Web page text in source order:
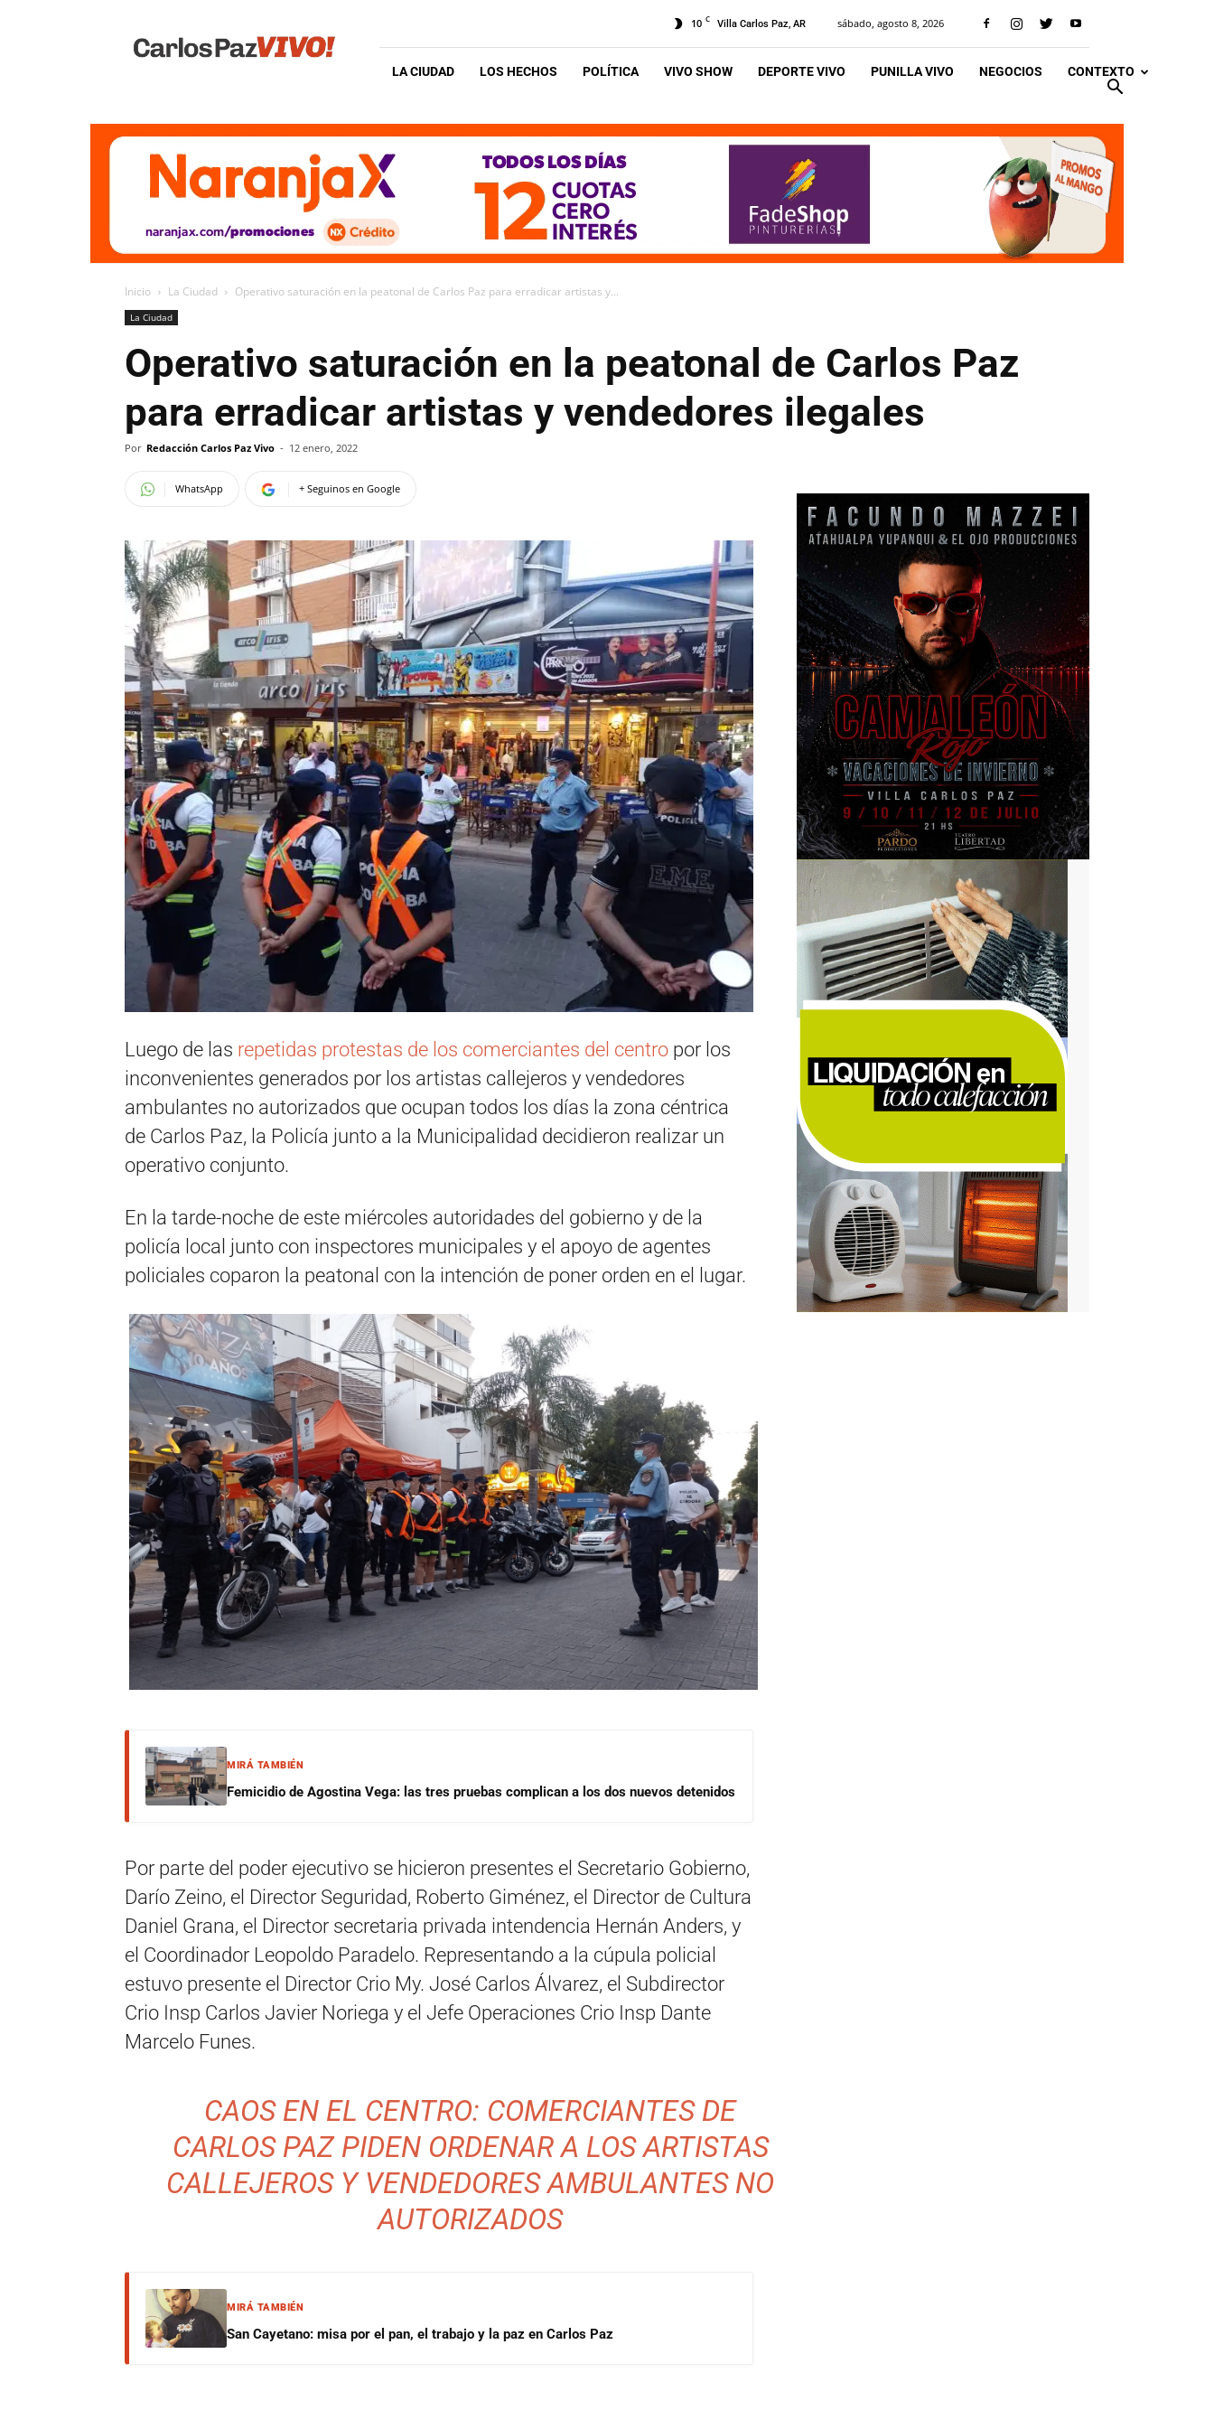
Vivo
10 C Villa Carlos Paz, AR sábado, agosto 8, 2026
LA CIUDAD LOS HECHOS POLÍTICA VIVO SHOW DEPORTE VIVO PUNILLA VIVO NEGOCIOS CONTEXTO
Inicio La Ciudad Operativo saturación en la peatonal de Carlos Paz para erradicar artistas y...
La Ciudad
Operativo saturación en la peatonal de Carlos Paz
para erradicar artistas y vendedores ilegales
Por Redacción Carlos Paz Vivo - 12 enero, 2022
WhatsApp + Seguinos en Google
Luego de las repetidas protestas de los comerciantes del centro por los
inconvenientes generados por los artistas callejeros y vendedores
ambulantes no autorizados que ocupan todos los días la zona céntrica
de Carlos Paz, la Policía junto a la Municipalidad decidieron realizar un
operativo conjunto.
En la tarde-noche de este miércoles autoridades del gobierno y de la
policía local junto con inspectores municipales y el apoyo de agentes
policiales coparon la peatonal con la intención de poner orden en el lugar.
MIRÁ TAMBIÉN
Femicidio de Agostina Vega: las tres pruebas complican a los dos nuevos detenidos
Por parte del poder ejecutivo se hicieron presentes el Secretario Gobierno,
Darío Zeino, el Director Seguridad, Roberto Giménez, el Director de Cultura
Daniel Grana, el Director secretaria privada intendencia Hernán Anders, y
el Coordinador Leopoldo Paradelo. Representando a la cúpula policial
estuvo presente el Director Crio My. José Carlos Álvarez, el Subdirector
Crio Insp Carlos Javier Noriega y el Jefe Operaciones Crio Insp Dante
Marcelo Funes.
CAOS EN EL CENTRO: COMERCIANTES DE
CARLOS PAZ PIDEN ORDENAR A LOS ARTISTAS
CALLEJEROS Y VENDEDORES AMBULANTES NO
AUTORIZADOS
MIRÁ TAMBIÉN
San Cayetano: misa por el pan, el trabajo y la paz en Carlos Paz